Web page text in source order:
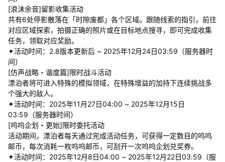
[浪沫余音]留影收集活动
共有6处停影散落在「时隙废都」各个区域。跟随线索的指引，前往
对应区域探索，拍摄正确的照片或在目标地点搜寻，即可完成收集
任务，领取对应奖励。
✦活动时间：2.8版本更新后 ~ 2025年12月24日03:59（服务器时
间）
[仿声战略・谐度篇]限时战斗活动
漂泊者将可进入特殊的模拟领域，在特殊增益的加持下连续挑战多
个强大的敌人。
✦活动时间：2025年11月27日04:00 ~ 2025年12月15日
03:59（服务器时间）
[呜呜企划・更始]限时委托活动
活动期间，漂泊者每天通过完成活动任务，可获得一定数目的呜呜
邮币，每次消耗一枚呜呜邮币，可刮开一次呜呜企划兑奖券。
✦活动时间：2025年12月8日04:00 ~ 2025年12月22日03:59（服